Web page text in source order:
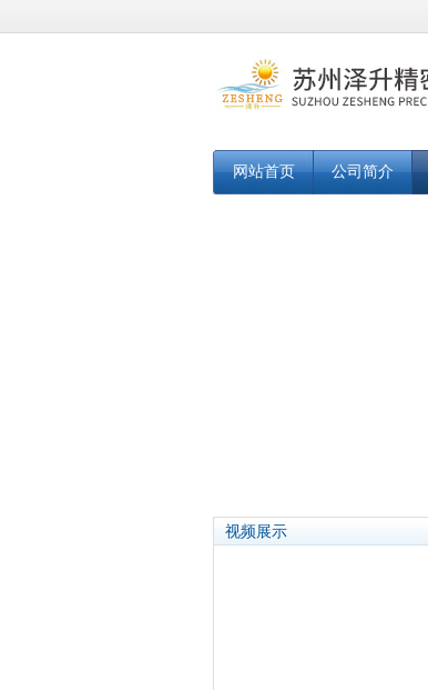
网站首页 公司简介
视频展示